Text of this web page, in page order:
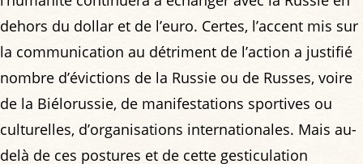
dehors du dollar et de l’euro. Certes, l’accent mis sur
la communication au détriment de l’action a justifié
nombre d’évictions de la Russie ou de Russes, voire
de la Biélorussie, de manifestations sportives ou
culturelles, d’organisations internationales. Mais au-
delà de ces postures et de cette gesticulation